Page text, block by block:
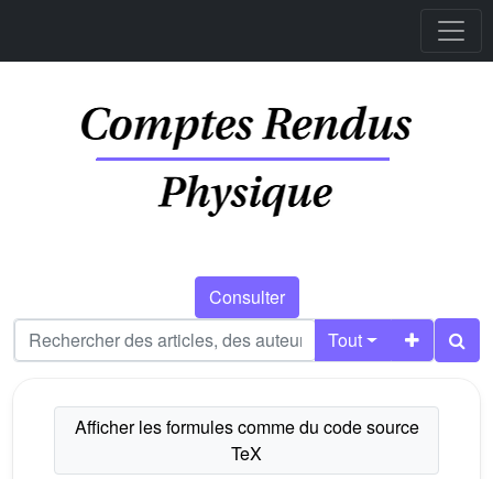
Consulter
Tout